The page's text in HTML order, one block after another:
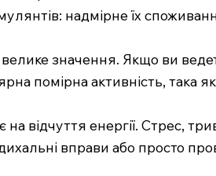
надмірне їх
велике значення. Якщо ви
помірна активність, така
на відчуття енергії. Стрес,
дихальні вправи або просто